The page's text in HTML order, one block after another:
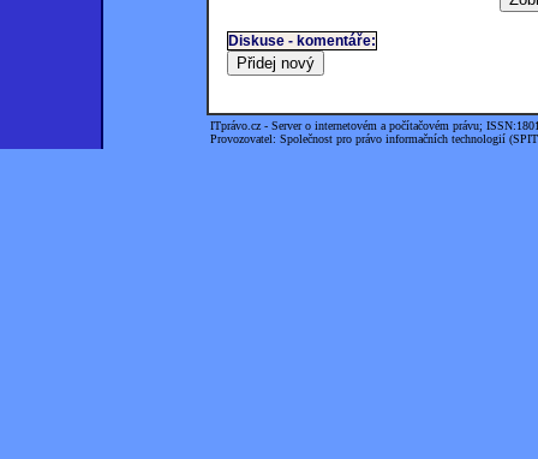
Diskuse - komentáře:
ITprávo.cz - Server o internetovém a počítačovém právu;
Provozovatel: Společnost pro právo informačních technologií